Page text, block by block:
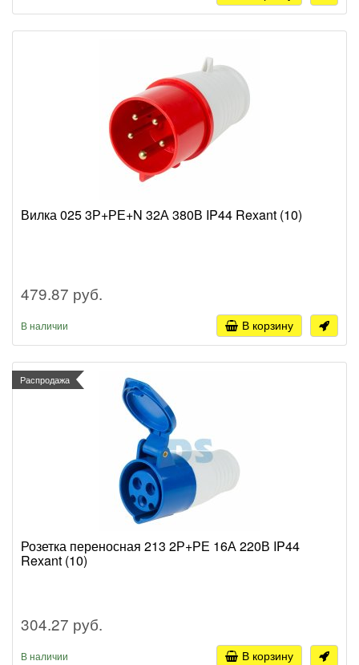
Вилка 025 3Р+РЕ+N 32А 380В IP44 Rexant (10)
479.87 руб.
В наличии В корзину
Распродажа
Розетка переносная 213 2Р+РЕ 16А 220В IP44
Rexant (10)
304.27 руб.
В наличии В корзину